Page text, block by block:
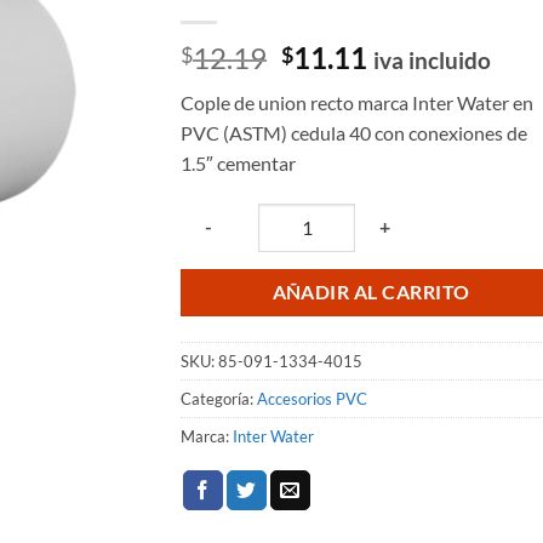
$12.19 El
original
era:
$12.19.
$11.11 El
actual
es:
iva incluido
Cople de union recto marca Inter Water en
PVC (ASTM) cedula 40 con conexiones de
1.5″ cementar
- +
AÑADIR AL CARRITO
SKU:85-091-1334-4015
Categoría:Accesorios PVC
Marca: Inter Water